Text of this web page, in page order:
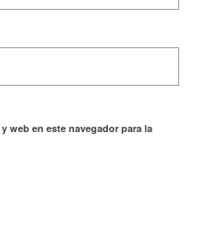
web en este navegador para la